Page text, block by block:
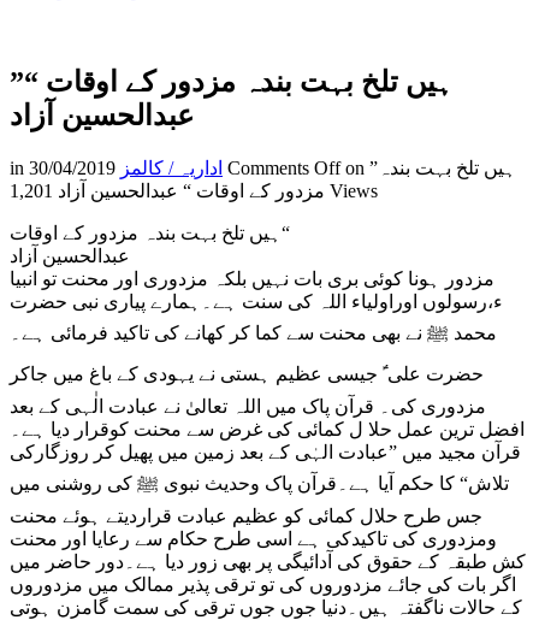
”ہیں تلخ بہت بندہ مزدور کے اوقات “
عبدالحسین آزاد
in اداریہ / کالمز 30/04/2019 Comments Offon ”ہیں تلخ بہت بندہ
مزدور کے اوقات “ عبدالحسین آزاد 1,201 Views
ہیں تلخ بہت بندہ مزدور کے اوقات“
عبدالحسین آزاد
مزدور ہونا کوئی بری بات نہیں بلکہ مزدوری اور محنت تو انبیا
ء،رسولوں اوراولیاء اللہ کی سنت ہے۔ہمارے پیاری نبی حضرت
محمد ﷺ نے بھی محنت سے کما کر کھانے کی تاکید فرمائی ہے۔
حضرت علی ؑ جیسی عظیم ہستی نے یہودی کے باغ میں جاکر
مزدوری کی۔ قرآن پاک میں اللہ تعالیٰ نے عبادت الٰہی کے بعد
افضل ترین عمل حلا ل کمائی کی غرض سے محنت کوقرار دیا ہے۔
قرآن مجید میں ”عبادت الہٰی کے بعد زمین میں پھیل کر روزگارکی
تلاش“ کا حکم آیا ہے۔قرآن پاک وحدیث نبوی ﷺ کی روشنی میں
جس طرح حلال کمائی کو عظیم عبادت قراردیتے ہوئے محنت
ومزدوری کی تاکیدکی ہے اسی طرح حکام سے رعایا اور محنت
کش طبقہ کے حقوق کی آدائیگی پر بھی زور دیا ہے۔دور حاضر میں
اگر بات کی جائے مزدوروں کی تو ترقی پذیر ممالک میں مزدوروں
کے حالات ناگفتہ ہیں۔دنیا جوں جوں ترقی کی سمت گامزن ہوتی